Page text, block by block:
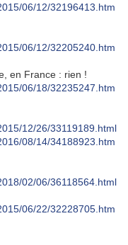
06/12/32196413.htm
06/12/32205240.htm
en France : rien !
06/18/32235247.htm
12/26/33119189.html
08/14/34188923.htm
02/06/36118564.html
06/22/32228705.htm